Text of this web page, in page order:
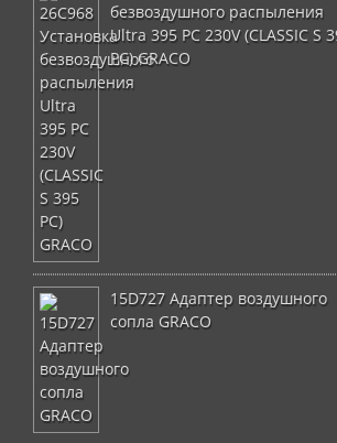
безвоздушного распыления
Ultra 395 PC 230V (CLASSIC S
PC) GRACO
15D727 Адаптер воздушного
сопла GRACO